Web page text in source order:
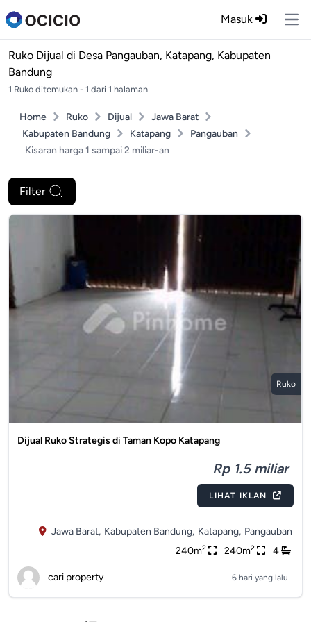
Masuk
Ruko Dijual di Desa Pangauban, Katapang, Kabupaten
Bandung
1 Ruko ditemukan - 1 dari 1 halaman
Home Ruko Dijual
Jawa Barat
Kabupaten Bandung
Katapang
Pangauban
Kisaran harga 1 sampai 2 miliar-an
Filter
Ruko
Dijual Ruko Strategis di Taman Kopo Katapang
Rp 1.5 miliar
LIHAT IKLAN
Jawa Barat, Kabupaten Bandung, Katapang, Pangauban
240m2 240m2 4
cari property 6 hari yang lalu